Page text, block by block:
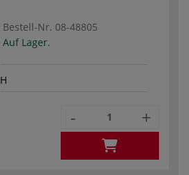
Bestell-Nr. 08-48805
Auf Lager.
H
- +